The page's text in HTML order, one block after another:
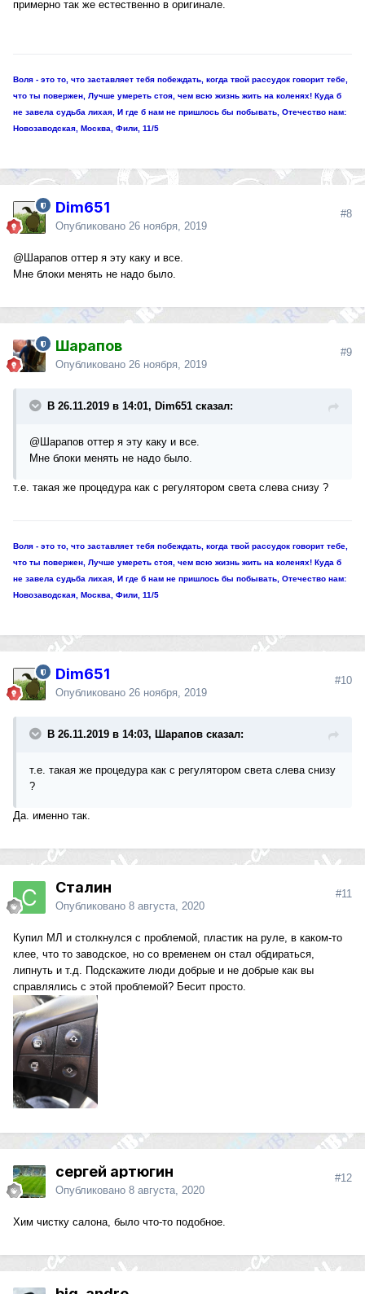
примерно так же естественно в оригинале.
Воля - это то, что заставляет тебя побеждать, когда твой рассудок говорит тебе,
что ты повержен, Лучше умереть стоя, чем всю жизнь жить на коленях! Куда б
не завела судьба лихая, И где б нам не пришлось бы побывать, Отечество нам:
Новозаводская, Москва, Фили, 11/5
Dim651
Опубликовано 26 ноября, 2019
#8
@Шарапов оттер я эту каку и все.
Мне блоки менять не надо было.
Шарапов
Опубликовано 26 ноября, 2019
#9
В 26.11.2019 в 14:01, Dim651 сказал:
@Шарапов оттер я эту каку и все.
Мне блоки менять не надо было.
т.е. такая же процедура как с регулятором света слева снизу ?
Воля - это то, что заставляет тебя побеждать, когда твой рассудок говорит тебе,
что ты повержен, Лучше умереть стоя, чем всю жизнь жить на коленях! Куда б
не завела судьба лихая, И где б нам не пришлось бы побывать, Отечество нам:
Новозаводская, Москва, Фили, 11/5
Dim651
Опубликовано 26 ноября, 2019
#10
В 26.11.2019 в 14:03, Шарапов сказал:
т.е. такая же процедура как с регулятором света слева снизу
?
Да. именно так.
Сталин
Опубликовано 8 августа, 2020
#11
Купил МЛ и столкнулся с проблемой, пластик на руле, в каком-то
клее, что то заводское, но со временем он стал обдираться,
липнуть и т.д. Подскажите люди добрые и не добрые как вы
справлялись с этой проблемой? Бесит просто.
сергей артюгин
Опубликовано 8 августа, 2020
#12
Хим чистку салона, было что-то подобное.